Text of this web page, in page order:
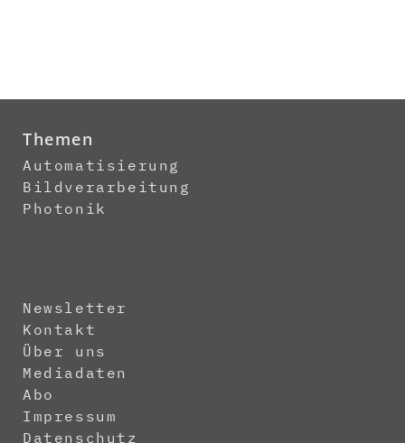
Themen
Automatisierung
Bildverarbeitung
Photonik
Newsletter
Kontakt
Über uns
Mediadaten
Abo
Impressum
Datenschutz